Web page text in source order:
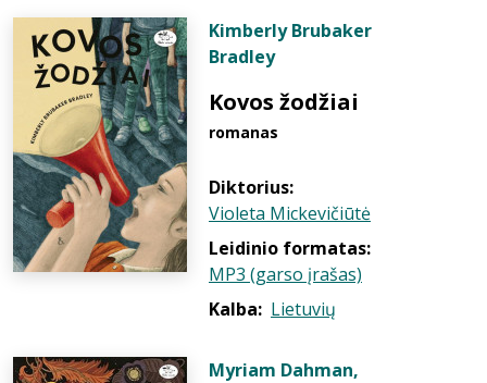
Kimberly Brubaker
Bradley
Kovos žodžiai
romanas
Diktorius:
Violeta Mickevičiūtė
Leidinio formatas:
MP3 (garso įrašas)
Kalba: Lietuvių
Myriam Dahman,